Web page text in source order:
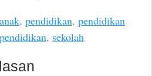
, pendidikan, pendidikan
, sekolah